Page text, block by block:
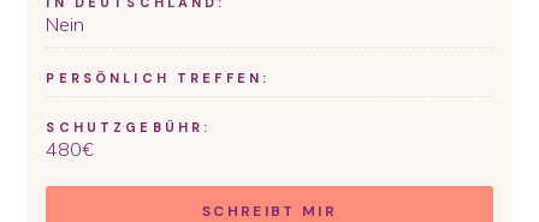
Nein
PERSÖNLICH TREFFEN:
SCHUTZGEBÜHR:
480€
SCHREIBT MIR